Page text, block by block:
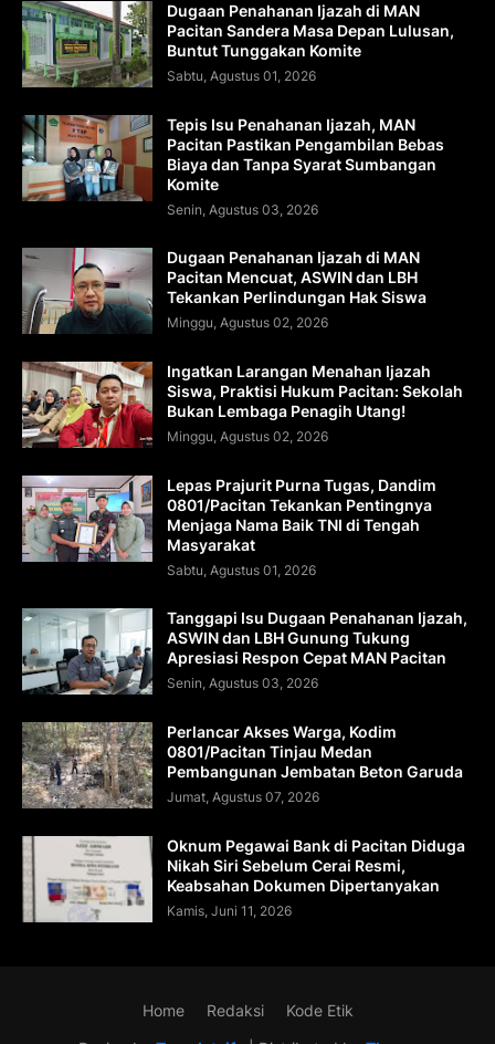
Dugaan Penahanan Ijazah di MAN
Pacitan Sandera Masa Depan Lulusan,
Buntut Tunggakan Komite
Sabtu, Agustus 01, 2026
Tepis Isu Penahanan Ijazah, MAN
Pacitan Pastikan Pengambilan Bebas
Biaya dan Tanpa Syarat Sumbangan
Komite
Senin, Agustus 03, 2026
Dugaan Penahanan Ijazah di MAN
Pacitan Mencuat, ASWIN dan LBH
Tekankan Perlindungan Hak Siswa
Minggu, Agustus 02, 2026
Ingatkan Larangan Menahan Ijazah
Siswa, Praktisi Hukum Pacitan: Sekolah
Bukan Lembaga Penagih Utang!
Minggu, Agustus 02, 2026
Lepas Prajurit Purna Tugas, Dandim
0801/Pacitan Tekankan Pentingnya
Menjaga Nama Baik TNI di Tengah
Masyarakat
Sabtu, Agustus 01, 2026
Tanggapi Isu Dugaan Penahanan Ijazah,
ASWIN dan LBH Gunung Tukung
Apresiasi Respon Cepat MAN Pacitan
Senin, Agustus 03, 2026
Perlancar Akses Warga, Kodim
0801/Pacitan Tinjau Medan
Pembangunan Jembatan Beton Garuda
Jumat, Agustus 07, 2026
Oknum Pegawai Bank di Pacitan Diduga
Nikah Siri Sebelum Cerai Resmi,
Keabsahan Dokumen Dipertanyakan
Kamis, Juni 11, 2026
Home Redaksi Kode Etik